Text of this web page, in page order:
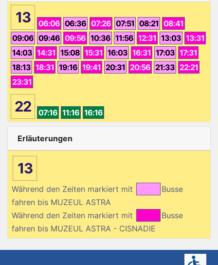
13 06:06 06:36 07:26 07:51 08:21 08:41
09:06 09:46 09:56 10:36 11:56 12:31 13:03 13:31
14:03 14:31 15:08 15:31 16:03 16:31 17:03 17:31
18:13 18:31 19:16 19:41 20:31 20:56 21:33 22:21
23:31
22 07:16 11:16 16:16
Erläuterungen
13
Während den Zeiten markiert mit
Busse
fahren bis MUZEUL ASTRA
Während den Zeiten markiert mit
Busse
fahren bis MUZEUL ASTRA - CISNADIE